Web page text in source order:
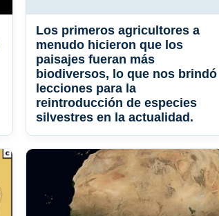
Los primeros agricultores a
menudo hicieron que los
paisajes fueran más
biodiversos, lo que nos brindó
lecciones para la
reintroducción de especies
silvestres en la actualidad.